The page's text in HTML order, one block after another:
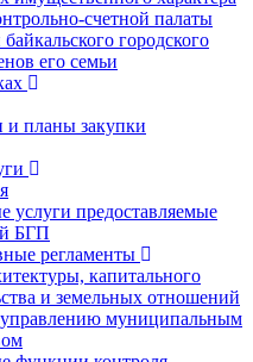
счетной палаты
городского
его семьи
планы закупки
предоставляемые
БГП
регламенты
капитального
и земельных отношений
муниципальным